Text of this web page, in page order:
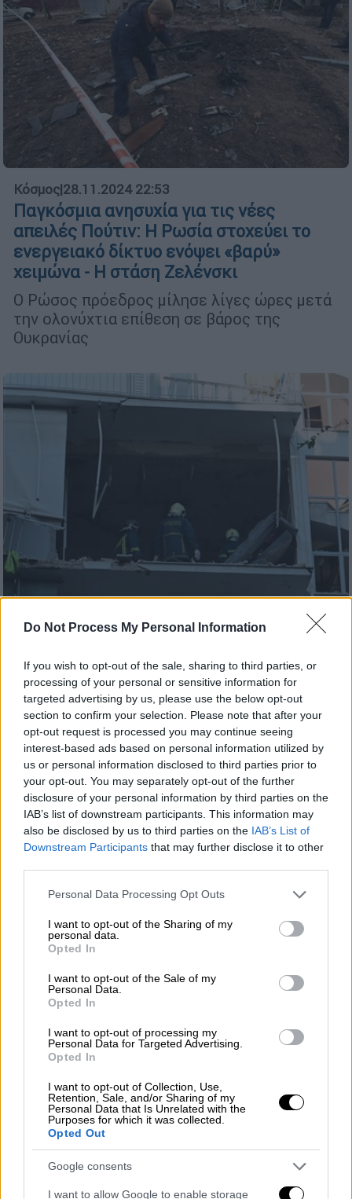
Do Not Process My Personal Information
If you wish to opt-out of the sale, sharing to third parties, or
processing of your personal or sensitive information for
targeted advertising by us, please use the below opt-out
section to confirm your selection. Please note that after your
opt-out request is processed you may continue seeing
interest-based ads based on personal information utilized by
us or personal information disclosed to third parties prior to
your opt-out. You may separately opt-out of the further
disclosure of your personal information by third parties on the
IAB’s list of downstream participants. This information may
also be disclosed by us to third parties on the IAB’s List of
Downstream Participants that may further disclose it to other
Please note that this website/app uses one or more Google
not limited to your visit or usage behaviour. You may click to
grant or deny consent to Google and its third-party tags to
use your data for below specified purposes in below Google
consent section.
Personal Data Processing Opt Outs
I want to opt-out of the Sharing of my
personal data.
Opted In
I want to opt-out of the Sale of my
Personal Data.
Opted In
I want to opt-out of processing my
Personal Data for Targeted Advertising.
Opted In
I want to opt-out of Collection, Use,
Retention, Sale, and/or Sharing of my
Personal Data that Is Unrelated with the
Purposes for which it was collected.
Opted Out
Google consents
I want to allow Google to enable storage
Κόσμος|28.11.2024 22:53
Παγκόσμια ανησυχία για τις νέες
απειλές Πούτιν: Η Ρωσία στοχεύει το
ενεργειακό δίκτυο ενόψει «βαρύ»
χειμώνα - Η στάση Ζελένσκι
Ο Ρώσος πρόεδρος μίλησε λίγες ώρες μετά
την ολονύχτια επίθεση σε βάρος της
Ουκρανίας
Ελλάδα|28.11.2024 22:33
δεν αρκεί», λέει ο δικηγόρος του
26χρονου για την έκρηξη στους
Αμπελόκηπους
Τι τονίζει σε ανακοίνωσή του
Πολιτικό Παρασκήνιο|28.11.2024 22:21
Φάμελλος και Αποστολάκης στην ίδια
εκδήλωση - Η ερώτηση του προέδρου
του ΣΥΡΙΖΑ και η... απάντηση που δεν
πήρε
Σωκράτης Φάμελλος και Ευάγγελος
Αποστολάκης συναντήθηκαν το απόγευμα
στην εκδήλωση του ΣΦΕΑ